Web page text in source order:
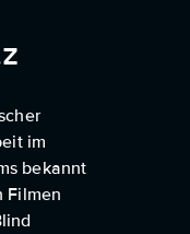
im
bekannt
Filmen